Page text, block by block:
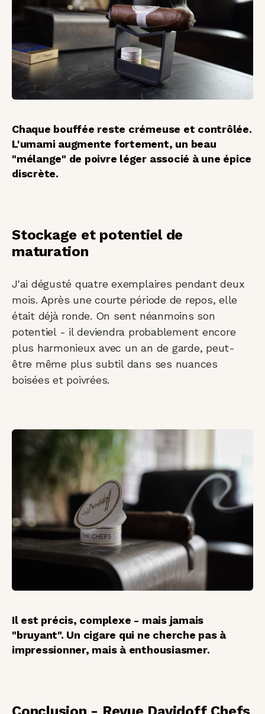
Chaque bouffée reste crémeuse et contrôlée.
L'umami augmente fortement, un beau
"mélange" de poivre léger associé à une épice
discrète.
Stockage et potentiel de
maturation
J'ai dégusté quatre exemplaires pendant deux
mois. Après une courte période de repos, elle
était déjà ronde. On sent néanmoins son
potentiel - il deviendra probablement encore
plus harmonieux avec un an de garde, peut-
être même plus subtil dans ses nuances
boisées et poivrées.
Il est précis, complexe - mais jamais
"bruyant". Un cigare qui ne cherche pas à
impressionner, mais à enthousiasmer.